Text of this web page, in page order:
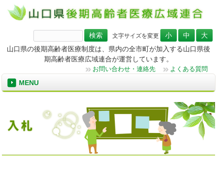
文字サイズを変更
検
索:
山口県の後期高齢者医療制度は、県内の全市町が加入する山口県後
期高齢者医療広域連合が運営しています。
お問い合わせ・連絡先 よくある質問
MENU